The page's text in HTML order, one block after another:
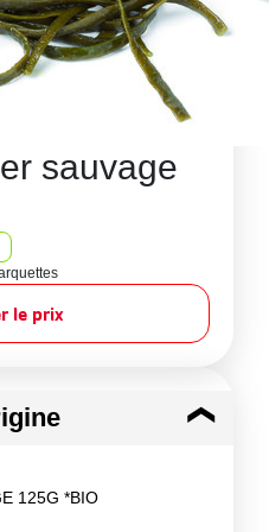
sauvage
le prix
125G *BIO